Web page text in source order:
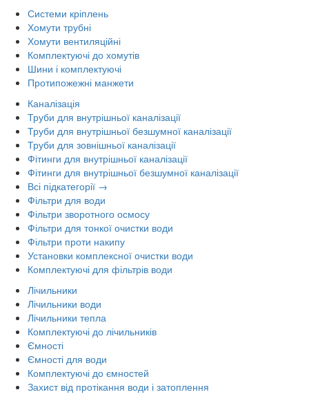
Системи кріплень
Хомути трубні
Хомути вентиляційні
Комплектуючі до хомутів
Шини і комплектуючі
Протипожежні манжети
Каналізація
Труби для внутрішньої каналізації
Труби для внутрішньої безшумної каналізації
Труби для зовнішньої каналізації
Фітинги для внутрішньої каналізації
Фітинги для внутрішньої безшумної каналізації
Всі підкатегорії →
Фільтри для води
Фільтри зворотного осмосу
Фільтри для тонкої очистки води
Фільтри проти накипу
Установки комплексної очистки води
Комплектуючі для фільтрів води
Лічильники
Лічильники води
Лічильники тепла
Комплектуючі до лічильників
Ємності
Ємності для води
Комплектуючі до ємностей
Захист від протікання води і затоплення